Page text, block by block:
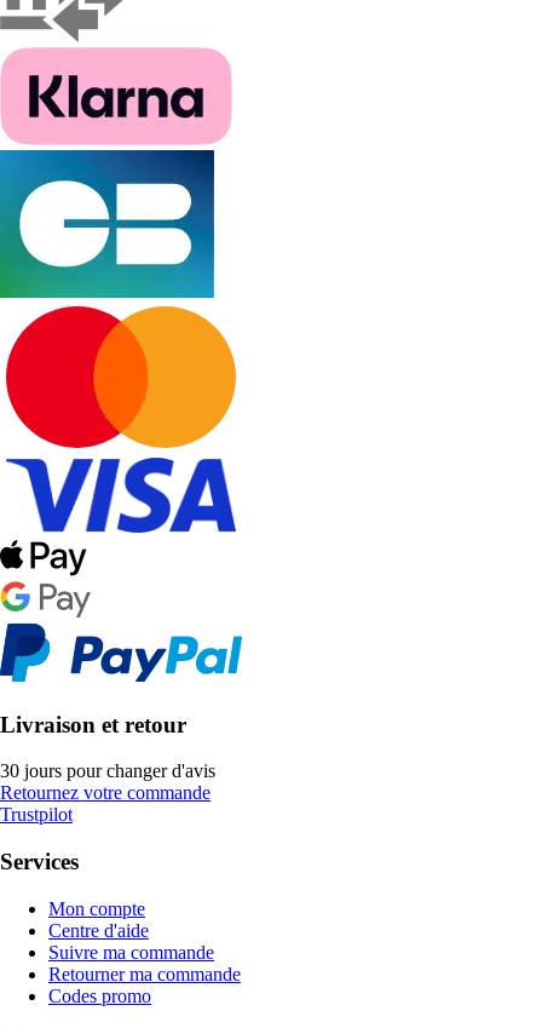
Livraison et retour
30 jours pour changer d'avis
Retournez votre commande
Trustpilot
Services
Mon compte
Centre d'aide
Suivre ma commande
Retourner ma commande
Codes promo